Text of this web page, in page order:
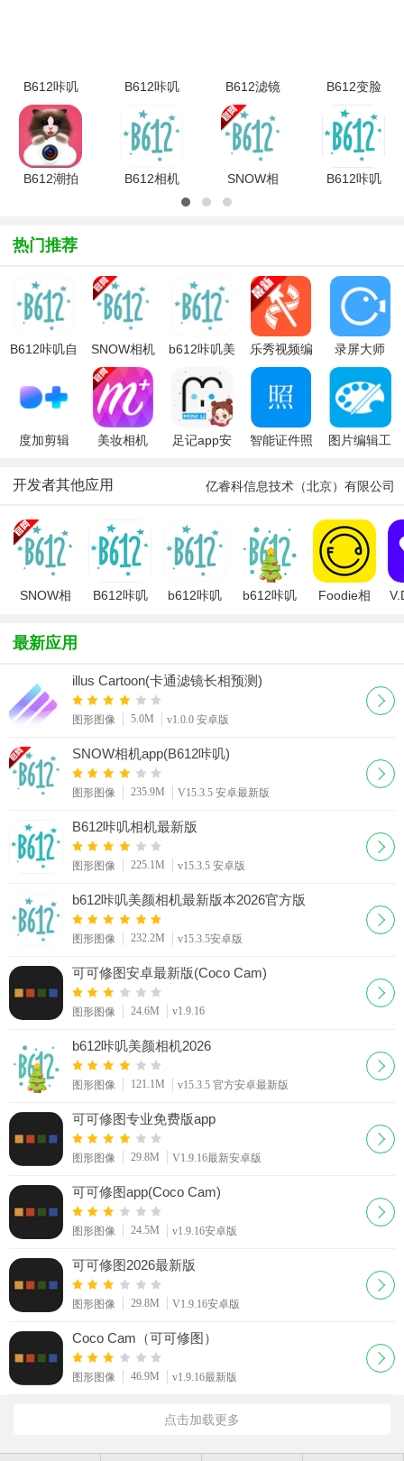
B612咔叽
app苹果最
新版v6.0
B612咔叽
v8.8.2 官
方版
B612滤镜
相机v
8.10.12
ipad最新版
B612变脸
版
B612潮拍
B612相机
SNOW相
B612咔叽
热门推荐
B612咔叽自
SNOW相机
app(B612咔
叽)
b612咔叽美
版本2026官
方版
乐秀视频编
辑器官方正
版
录屏大师
app
度加剪辑
剪辑)
美妆相机
足记app安
智能证件照
图片编辑工
开发者其他应用 亿睿科信息技术（北京）有限公司
SNOW相
app(B612
咔叽)
B612咔叽
b612咔叽
b612咔叽
Foodie相
最新应用
illus Cartoon(卡通滤镜长相预测)
图形图像 5.0M v1.0.0 安卓版
SNOW相机app(B612咔叽)
图形图像 235.9M V15.3.5 安卓最新版
B612咔叽相机最新版
图形图像 225.1M v15.3.5 安卓版
b612咔叽美颜相机最新版本2026官方版
图形图像 232.2M v15.3.5安卓版
可可修图安卓最新版(Coco Cam)
图形图像 24.6M v1.9.16
b612咔叽美颜相机2026
图形图像 121.1M v15.3.5 官方安卓最新版
可可修图专业免费版app
图形图像 29.8M V1.9.16最新安卓版
可可修图app(Coco Cam)
图形图像 24.5M v1.9.16安卓版
可可修图2026最新版
图形图像 29.8M V1.9.16安卓版
Coco Cam（可可修图）
图形图像 46.9M v1.9.16最新版
点击加载更多